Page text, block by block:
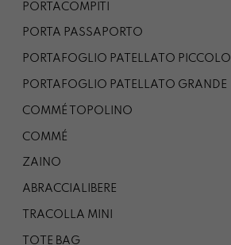
PORTACOMPITI
PORTA PASSAPORTO
PORTAFOGLIO PATELLATO PICCOLO
PORTAFOGLIO PATELLATO GRANDE
COMMÉ TOPOLINO
COMMÉ
ZAINO
ABRACCIALIBERE
TRACOLLA MINI
TOTE BAG